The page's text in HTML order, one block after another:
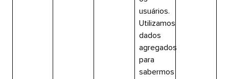
usuários.
Utilizamos
dados
agregados
para
sabermos